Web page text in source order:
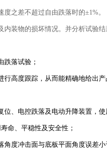
之差不超过自由跌落时的±1%。
内装物的损坏情况。并分析试验结
跌落试验 ；
行高度跟踪，从而能精确地给出
位、电控跌落及电动升降装置，
命、平稳性及安全性 ；
度冲击面与底板平面角度误差小